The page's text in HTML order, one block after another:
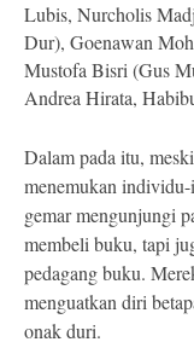
Lubis, Nurcholis
Dur), Goenawan
Mustofa Bisri (Gus
Andrea Hirata,
Dalam pada itu,
menemukan
gemar mengunjungi
membeli buku, tapi
pedagang buku.
menguatkan diri
onak duri.